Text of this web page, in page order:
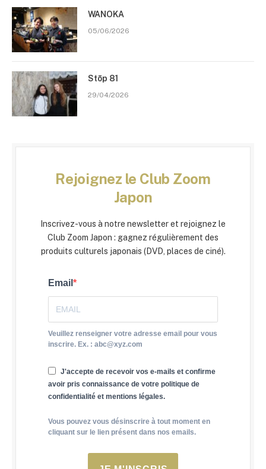
WANOKA
05/06/2026
Stōp 81
29/04/2026
Rejoignez le Club Zoom
Japon
Inscrivez-vous à notre newsletter et rejoignez le
Club Zoom Japon : gagnez régulièrement des
produits culturels japonais (DVD, places de ciné).
Email
Veuillez renseigner votre adresse email pour vous
inscrire. Ex. : abc@xyz.com
J'accepte de recevoir vos e-mails et confirme
avoir pris connaissance de votre politique de
confidentialité et mentions légales.
Vous pouvez vous désinscrire à tout moment en
cliquant sur le lien présent dans nos emails.